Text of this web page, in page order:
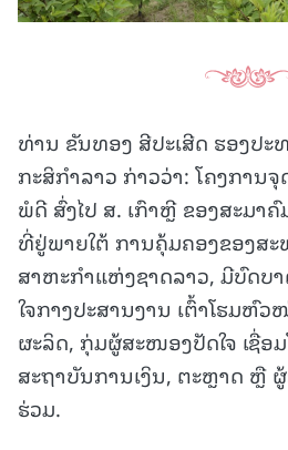
ທ່ານ ຂັນທອງ ສີປະເສີດ ຮອງປ
ກະສິກໍາລາວ ກ່າວວ່າ: ໂຄງການ
ພໍດີ ສົ່ງໄປ ສ. ເກົາຫຼີ ຂອງສະມາ
ທີ່ຢູ່ພາຍໃຕ້ ການຄຸ້ມຄອງຂອງສະ
ສາຫະກໍາແຫ່ງຊາດລາວ, ມີບົດບ
ໃຈກາງປະສານງານ ເຕົ້າໂຮມຫົ
ຜະລິດ, ກຸ່ມຜູ້ສະໜອງປັດໃຈ ເຊື່ອ
ສະຖາບັນການເງິນ, ຕະຫຼາດ ຫຼື
ຮ່ວມ.